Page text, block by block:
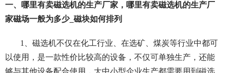
一、哪里有卖磁选机的生产厂家，哪里有卖磁选机的生产厂
家磁场一般为多少_磁块如何排列
1、磁选机不仅在化工行业、在选矿、煤炭等行业中都可
以使用，是一款性价比较高的设备，不仅可单独生产，还能